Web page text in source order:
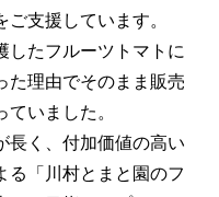
支援しています。
したフルーツトマトに
た理由でそのまま販売
いました。
長く、付加価値の高い
る「川村とまと園のフ